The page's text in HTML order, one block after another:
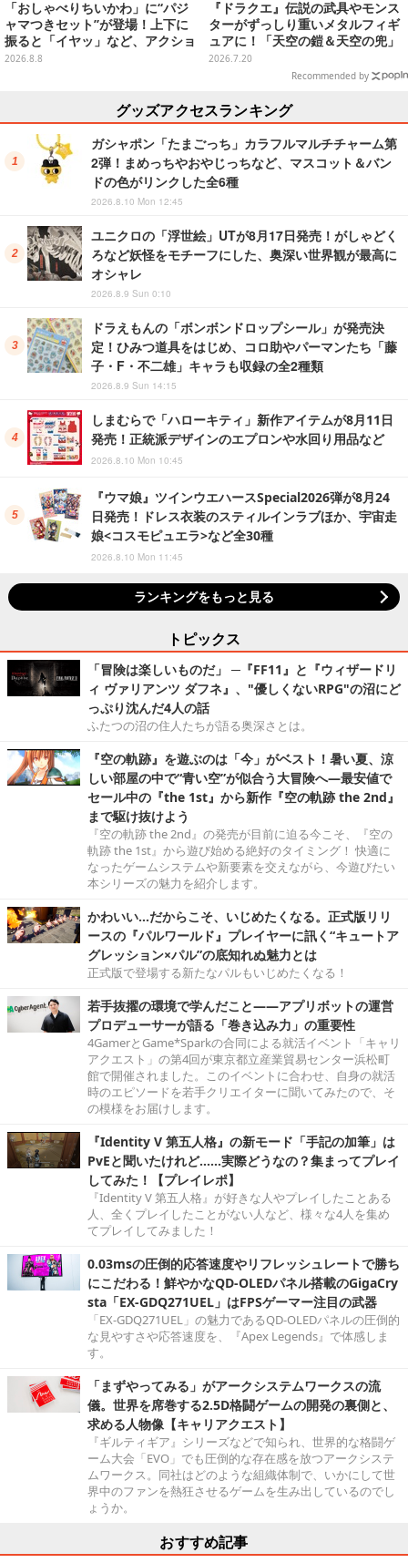
「おしゃべりちいかわ」に“パジ
ャマつきセット”が登場！上下に
振ると「イヤッ」など、アクショ
ンに応じて喋ってくれる
2026.8.8
『ドラクエ』伝説の武具やモンス
ターがずっしり重いメタルフィギ
ュアに！「天空の鎧＆天空の兜」
など全7種類
2026.7.20
Recommended by
グッズアクセスランキング
ガシャポン「たまごっち」カラフルマルチチャーム第
2弾！まめっちやおやじっちなど、マスコット＆バン
ドの色がリンクした全6種
2026.8.10 Mon 12:45
ユニクロの「浮世絵」UTが8月17日発売！がしゃどく
ろなど妖怪をモチーフにした、奥深い世界観が最高に
オシャレ
2026.8.9 Sun 0:10
ドラえもんの「ボンボンドロップシール」が発売決
定！ひみつ道具をはじめ、コロ助やパーマンたち「藤
子・F・不二雄」キャラも収録の全2種類
2026.8.9 Sun 14:15
しまむらで「ハローキティ」新作アイテムが8月11日
発売！正統派デザインのエプロンや水回り用品など
2026.8.10 Mon 10:45
『ウマ娘』ツインウエハースSpecial2026弾が8月24
日発売！ドレス衣装のスティルインラブほか、宇宙走
娘<コスモピュエラ>など全30種
2026.8.10 Mon 11:45
ランキングをもっと見る
トピックス
「冒険は楽しいものだ」 ─『FF11』と『ウィザードリ
ィ ヴァリアンツ ダフネ』、"優しくないRPG"の沼にど
っぷり沈んだ4人の話
ふたつの沼の住人たちが語る奥深さとは。
『空の軌跡』を遊ぶのは「今」がベスト！暑い夏、涼
しい部屋の中で“青い空”が似合う大冒険へ―最安値で
セール中の『the 1st』から新作『空の軌跡 the 2nd』
まで駆け抜けよう
『空の軌跡 the 2nd』の発売が目前に迫る今こそ、『空の
軌跡 the 1st』から遊び始める絶好のタイミング！ 快適に
なったゲームシステムや新要素を交えながら、今遊びたい
本シリーズの魅力を紹介します。
かわいい…だからこそ、いじめたくなる。正式版リリ
ースの『パルワールド』プレイヤーに訊く“キュートア
グレッション×パル”の底知れぬ魅力とは
正式版で登場する新たなパルもいじめたくなる！
若手抜擢の環境で学んだこと――アプリボットの運営
プロデューサーが語る「巻き込み力」の重要性
4GamerとGame*Sparkの合同による就活イベント「キャリ
アクエスト」の第4回が東京都立産業貿易センター浜松町
館で開催されました。このイベントに合わせ、自身の就活
時のエピソードを若手クリエイターに聞いてみたので、そ
の模様をお届けします。
『Identity V 第五人格』の新モード「手記の加筆」は
PvEと聞いたけれど……実際どうなの？集まってプレイ
してみた！【プレイレポ】
『Identity V 第五人格』が好きな人やプレイしたことある
人、全くプレイしたことがない人など、様々な4人を集め
てプレイしてみました！
0.03msの圧倒的応答速度やリフレッシュレートで勝ち
にこだわる！鮮やかなQD-OLEDパネル搭載のGigaCry
sta「EX-GDQ271UEL」はFPSゲーマー注目の武器
「EX-GDQ271UEL」の魅力であるQD-OLEDパネルの圧倒的
な見やすさや応答速度を、『Apex Legends』で体感しま
す。
「まずやってみる」がアークシステムワークスの流
儀。世界を席巻する2.5D格闘ゲームの開発の裏側と、
求める人物像【キャリアクエスト】
『ギルティギア』シリーズなどで知られ、世界的な格闘ゲ
ーム大会「EVO」でも圧倒的な存在感を放つアークシステ
ムワークス。同社はどのような組織体制で、いかにして世
界中のファンを熱狂させるゲームを生み出しているのでし
ょうか。
おすすめ記事